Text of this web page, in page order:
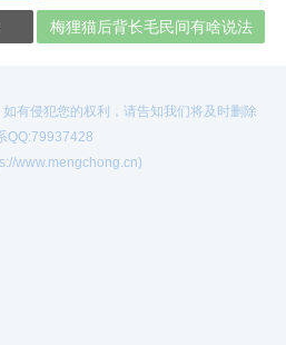
梅狸猫后背长毛民间有啥说法
有侵犯您的权利，请告知我们将及时删除
QQ:79937428
www.mengchong.cn)